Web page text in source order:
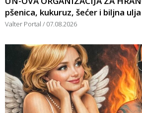
pšenica, kukuruz, šećer i biljna ulja
Valter Portal 07.08.2026